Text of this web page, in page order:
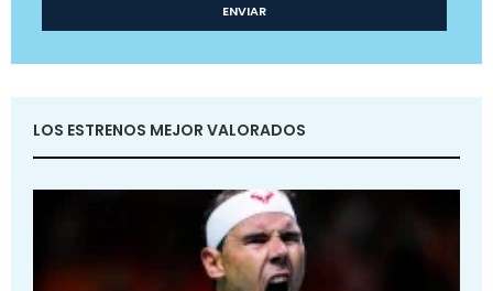
LOS ESTRENOS MEJOR VALORADOS